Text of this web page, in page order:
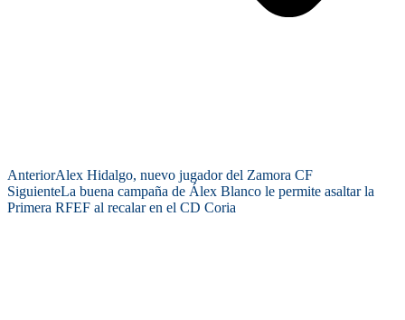
AnteriorAlex Hidalgo, nuevo jugador del Zamora CF
SiguienteLa buena campaña de Álex Blanco le permite asaltar la
Primera RFEF al recalar en el CD Coria